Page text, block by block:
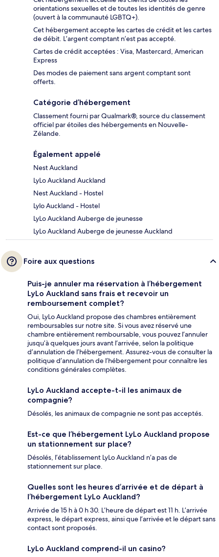
orientations sexuelles et de toutes les identités de genre
(ouvert à la communauté LGBTQ+).
Cet hébergement accepte les cartes de crédit et les cartes
de débit. L’argent comptant n’est pas accepté.
Cartes de crédit acceptées : Visa, Mastercard, American
Express
Des modes de paiement sans argent comptant sont
offerts.
Catégorie d’hébergement
Classement fourni par Qualmark®, source du classement
officiel par étoiles des hébergements en Nouvelle-
Zélande.
Également appelé
Nest Auckland
LyLo Auckland Auckland
Nest Auckland - Hostel
Lylo Auckland - Hostel
LyLo Auckland Auberge de jeunesse
LyLo Auckland Auberge de jeunesse Auckland
Foire aux questions
Puis-je annuler ma réservation à l’hébergement
LyLo Auckland sans frais et recevoir un
remboursement complet?
Oui, LyLo Auckland propose des chambres entièrement
remboursables sur notre site. Si vous avez réservé une
chambre entièrement remboursable, vous pouvez l’annuler
jusqu’à quelques jours avant l’arrivée, selon la politique
d’annulation de l’hébergement. Assurez-vous de consulter la
politique d’annulation de l’hébergement pour connaître les
conditions générales complètes.
LyLo Auckland accepte-t-il les animaux de
compagnie?
Désolés, les animaux de compagnie ne sont pas acceptés.
Est-ce que l’hébergement LyLo Auckland propose
un stationnement sur place?
Désolés, l’établissement LyLo Auckland n’a pas de
stationnement sur place.
Quelles sont les heures d’arrivée et de départ à
l’hébergement LyLo Auckland?
Arrivée de 15 h à 0 h 30. L’heure de départ est 11 h. L’arrivée
express, le départ express, ainsi que l’arrivée et le départ sans
contact sont proposés.
LyLo Auckland comprend-il un casino?